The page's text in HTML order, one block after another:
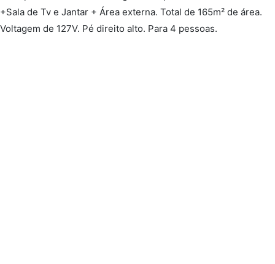
+Sala de Tv e Jantar + Área externa. Total de 165m² de área.
Voltagem de 127V. Pé direito alto. Para 4 pessoas.